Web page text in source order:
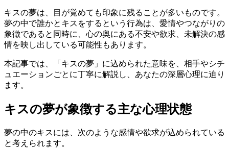
キスの夢は、目が覚めても印象に残ることが多いものです。
夢の中で誰かとキスをするという行為は、愛情やつながりの
象徴であると同時に、心の奥にある不安や欲求、未解決の感
情を映し出している可能性もあります。
本記事では、「キスの夢」に込められた意味を、相手やシチ
ュエーションごとに丁寧に解説し、あなたの深層心理に迫り
ます。
キスの夢が象徴する主な心理状態
夢の中のキスには、次のような感情や欲求が込められている
と考えられます。